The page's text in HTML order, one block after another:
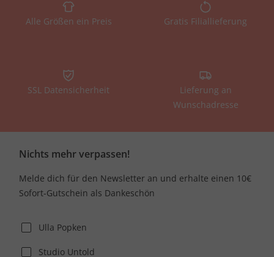
Alle Größen ein Preis Gratis Filiallieferung
SSL Datensicherheit
Lieferung an
Wunschadresse
Nichts mehr verpassen!
Melde dich für den Newsletter an und erhalte einen 10€
Sofort-Gutschein als Dankeschön
Ulla Popken
Studio Untold